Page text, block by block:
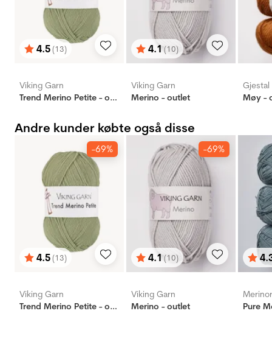
Vurdering:
4.5(13)
ud af 5 stjerner
Viking Garn
Trend Merino Petite - outlet
Vurdering:
4.1(10)
ud af 5 stjerner
Viking Garn
Merino - outlet
Gjestal
Møy -
Andre kunder købte også disse
-69%
Vurdering:
4.5(13)
ud af 5 stjerner
Viking Garn
Trend Merino Petite - outlet
-69%
Vurdering:
4.1(10)
ud af 5 stjerner
Viking Garn
Merino - outlet
ud
Merinor